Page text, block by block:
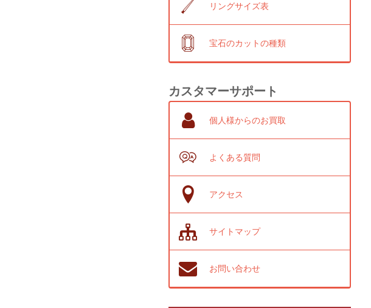
リングサイズ表
宝石のカットの種類
カスタマーサポート
個人様からのお買取
よくある質問
アクセス
サイトマップ
お問い合わせ